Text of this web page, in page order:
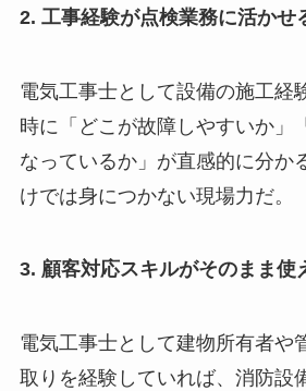
2. 工事経験が点検業務に活かせ
電気工事士として設備の施工経
時に「どこが故障しやすいか」
なっているか」が直感的に分か
けでは身につかない現場力だ。
3. 顧客対応スキルがそのまま使
電気工事士として建物所有者や
取りを経験していれば、消防設